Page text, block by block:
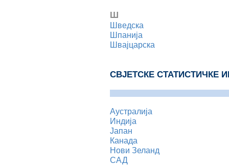
Ш
Шведска
Шпанија
Швајцарска
СВJЕТСКЕ СТАТИСТИЧКЕ
Аустралија
Индија
Јапан
Канада
Нови Зеланд
САД